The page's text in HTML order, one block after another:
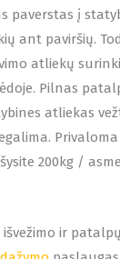
paverstas į
ant paviršių.
atliekų
Pilnas
atliekas
200kg /
ir